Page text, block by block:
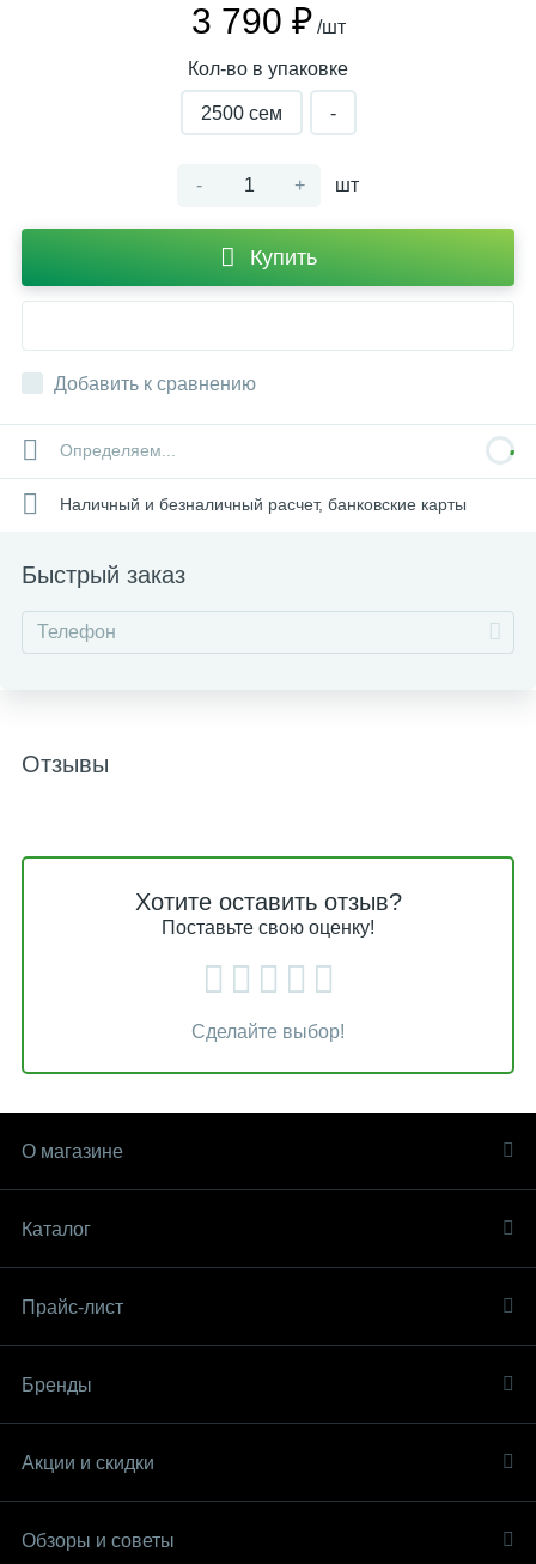
3 790 ₽ /шт
Кол-во в упаковке
2500 сем -
- + шт
Купить
Добавить к сравнению
Определяем...
Наличный и безналичный расчет, банковские карты
Быстрый заказ
Отзывы
Хотите оставить отзыв?
Поставьте свою оценку!
Сделайте выбор!
О магазине
Каталог
Прайс-лист
Бренды
Акции и скидки
Обзоры и советы